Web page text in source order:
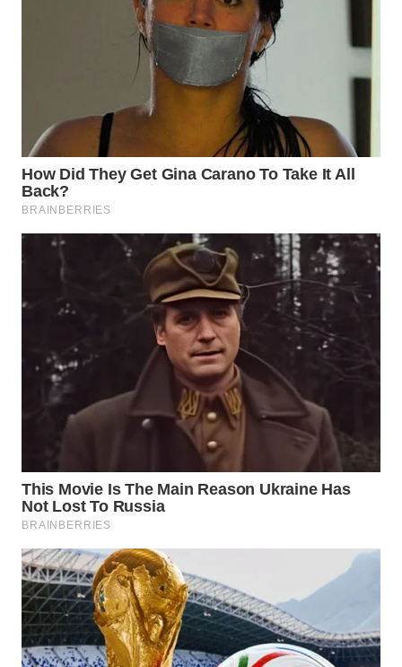
WN DELI
SERDANG
TEBING
TINGGI
WN
WN
KARAWANG
WN
BOGOR
WN
DEPOK
WN
TAPANULI